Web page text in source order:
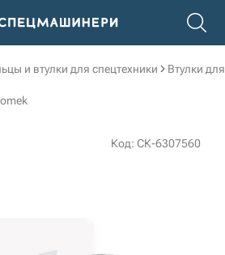
и втулки для спецтехники Втулки
Код: СК-6307560